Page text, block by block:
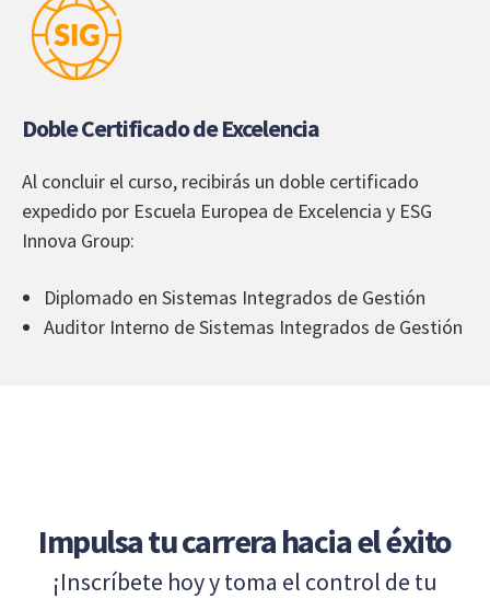
Doble Certificado de Excelencia
Al concluir el curso, recibirás un doble certificado
expedido por Escuela Europea de Excelencia y ESG
Innova Group:
Diplomado en Sistemas Integrados de Gestión
Auditor Interno de Sistemas Integrados de Gestión
Impulsa tu carrera hacia el éxito
¡Inscríbete hoy y toma el control de tu